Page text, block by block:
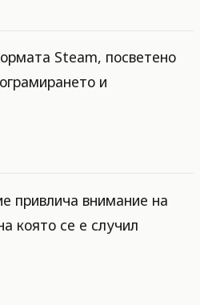
Steam, посветено
и
привлича внимание на
която се е случил